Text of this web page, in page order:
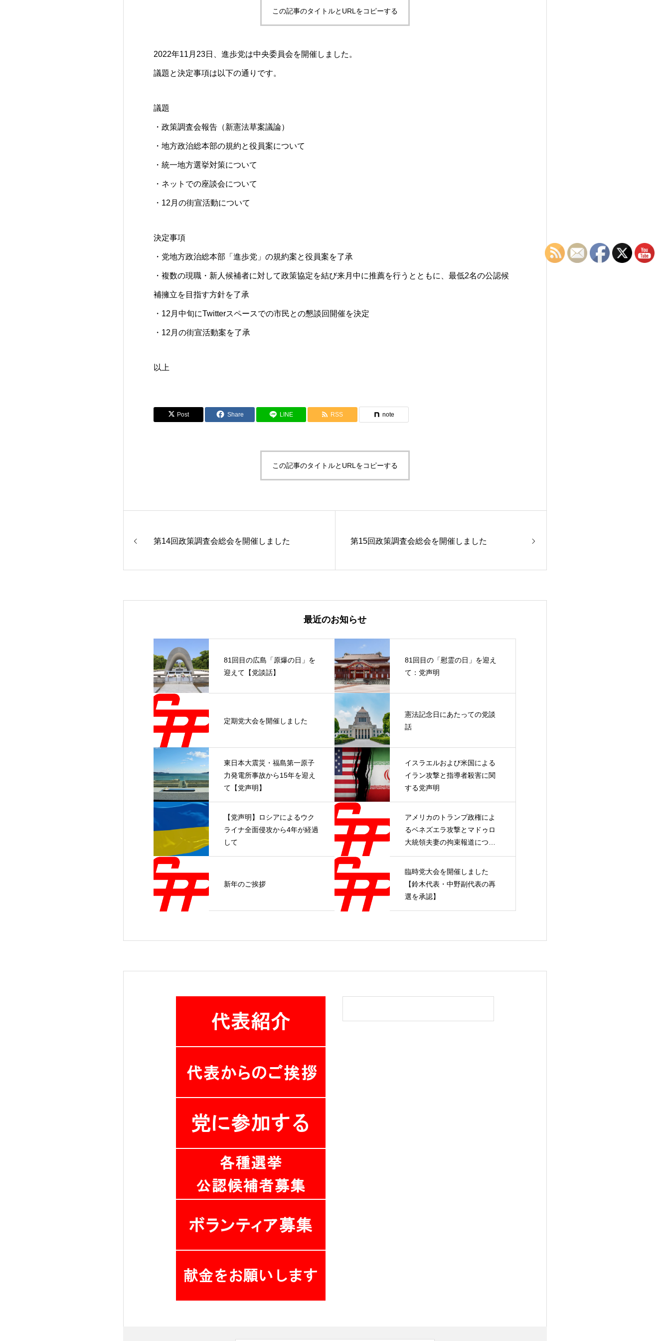
この記事のタイトルとURLをコピーする
2022年11月23日、進歩党は中央委員会を開催しました。
議題と決定事項は以下の通りです。
議題
・政策調査会報告（新憲法草案議論）
・地方政治総本部の規約と役員案について
・統一地方選挙対策について
・ネットでの座談会について
・12月の街宣活動について
決定事項
・党地方政治総本部「進歩党」の規約案と役員案を了承
・複数の現職・新人候補者に対して政策協定を結び来月中に推薦を行うとともに、最低2名の公認候
補擁立を目指す方針を了承
・12月中旬にTwitterスペースでの市民との懇談回開催を決定
・12月の街宣活動案を了承
以上
Post Share LINE RSS note
この記事のタイトルとURLをコピーする
第14回政策調査会総会を開催しました 第15回政策調査会総会を開催しました
最近のお知らせ
81回目の広島「原爆の日」を
迎えて【党談話】
81回目の「慰霊の日」を迎え
て：党声明
定期党大会を開催しました
憲法記念日にあたっての党談
話
東日本大震災・福島第一原子
力発電所事故から15年を迎え
て【党声明】
イスラエルおよび米国による
イラン攻撃と指導者殺害に関
する党声明
【党声明】ロシアによるウク
ライナ全面侵攻から4年が経過
して
アメリカのトランプ政権によ
るベネズエラ攻撃とマドゥロ
大統領夫妻の拘束報道につい
て【党声明】
新年のご挨拶
臨時党大会を開催しました
【鈴木代表・中野副代表の再
選を承認】